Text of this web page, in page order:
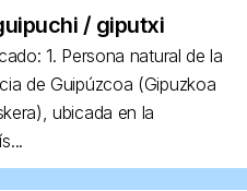
/ giputxi
1. Persona natural de la
de Guipúzcoa (Gipuzkoa
ubicada en la